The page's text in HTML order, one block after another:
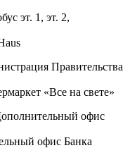
эт. 1, эт. 2,
Правительства
«Все на свете»
офис
офис Банка